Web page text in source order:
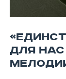
ДЛЯ